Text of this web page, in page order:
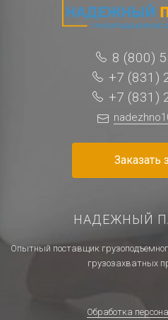
8 (800)
+7 (831)
+7 (831)
Заказать
НАДЕЖНЫЙ
Опытный поставщик
грузозахватных
Обработка